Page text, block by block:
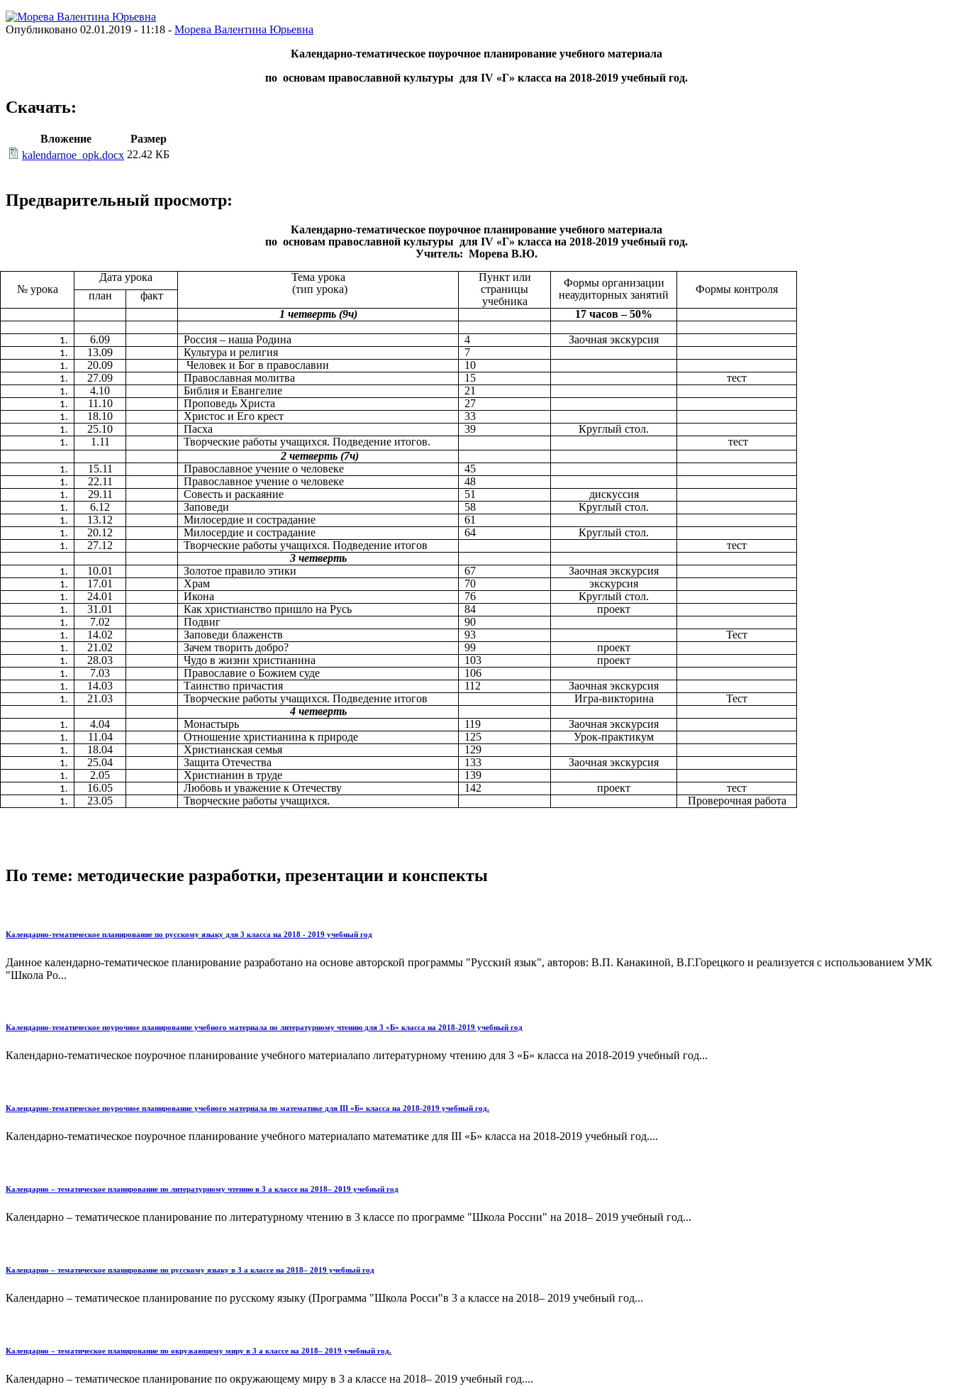
Опубликовано 02.01.2019 - 11:18 - Морева Валентина Юрьевна
Календарно-тематическое поурочное планирование учебного материала
по основам православной культуры для IV «Г» класса на 2018-2019 учебный год.
Скачать:
Вложение
Размер
kalendarnoe_opk.docx 22.42 КБ
Предварительный просмотр:
Календарно-тематическое поурочное планирование учебного материала
по основам православной культуры для IV «Г» класса на 2018-2019 учебный год.
Учитель: Морева В.Ю.
№ урока
Дата урока
Тема урока
(тип урока)
Пункт или
страницы
учебника
Формы организации
неаудиторных занятий
Формы контроля
план
факт
1 четверть (9ч)
17 часов – 50%
6.09 Россия – наша Родина 4
Заочная экскурсия
13.09
Культура и религия
7
20.09
Человек и Бог в православии
10
27.09
Православная молитва 15
тест
4.10
Библия и Евангелие
21
11.10
Проповедь Христа
27
18.10
Христос и Его крест
33
25.10
Пасха 39
Круглый стол.
1.11
Творческие работы учащихся. Подведение итогов.
тест
2 четверть (7ч)
15.11
Православное учение о человеке
45
22.11
Православное учение о человеке
48
29.11
Совесть и раскаяние 51
дискуссия
6.12
Заповеди 58
Круглый стол.
13.12
Милосердие и сострадание
61
20.12
Милосердие и сострадание 64
Круглый стол.
27.12
Творческие работы учащихся. Подведение итогов
тест
3 четверть
10.01
Золотое правило этики 67
Заочная экскурсия
17.01
Храм 70
экскурсия
24.01
Икона 76
Круглый стол.
31.01
Как христианство пришло на Русь 84
проект
7.02
Подвиг
90
14.02
Заповеди блаженств 93
Тест
21.02
Зачем творить добро? 99
проект
28.03
Чудо в жизни христианина 103
проект
7.03
Православие о Божием суде
106
14.03
Таинство причастия 112
Заочная экскурсия
21.03
Творческие работы учащихся. Подведение итогов Игра-викторина
Тест
4 четверть
4.04
Монастырь 119
Заочная экскурсия
11.04
Отношение христианина к природе 125
Урок-практикум
18.04
Христианская семья
129
25.04
Защита Отечества 133
Заочная экскурсия
2.05
Христианин в труде
139
16.05
Любовь и уважение к Отечеству 142 проект
тест
23.05
Творческие работы учащихся. Проверочная работа
По теме: методические разработки, презентации и конспекты
Календарно-тематическое планирование по русскому языку для 3 класса на 2018 - 2019 учебный год
Данное календарно-тематическое планирование разработано на основе авторской программы "Русский язык", авторов: В.П. Канакиной, В.Г.Горецкого и реализуется с использованием УМК
"Школа Ро...
Календарно-тематическое поурочное планирование учебного материала по литературному чтению для 3 «Б» класса на 2018-2019 учебный год
Календарно-тематическое поурочное планирование учебного материалапо литературному чтению для 3 «Б» класса на 2018-2019 учебный год...
Календарно-тематическое поурочное планирование учебного материала по математике для III «Б» класса на 2018-2019 учебный год.
Календарно-тематическое поурочное планирование учебного материалапо математике для III «Б» класса на 2018-2019 учебный год....
Календарно – тематическое планирование по литературному чтению в 3 а классе на 2018– 2019 учебный год
Календарно – тематическое планирование по литературному чтению в 3 классе по программе "Школа России" на 2018– 2019 учебный год...
Календарно – тематическое планирование по русскому языку в 3 а классе на 2018– 2019 учебный год
Календарно – тематическое планирование по русскому языку (Программа "Школа Росси"в 3 а классе на 2018– 2019 учебный год...
Календарно – тематическое планирование по окружающему миру в 3 а классе на 2018– 2019 учебный год.
Календарно – тематическое планирование по окружающему миру в 3 а классе на 2018– 2019 учебный год....